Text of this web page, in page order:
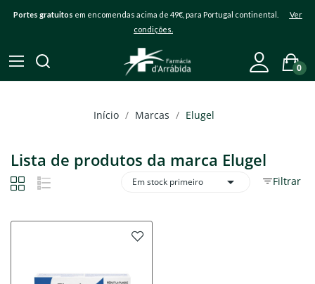
Portes gratuitos em encomendas acima de 49€, para Portugal continental. Ver
condições.
0
Início Marcas Elugel
Lista de produtos da marca Elugel
Filtrar
Em stock primeiro 